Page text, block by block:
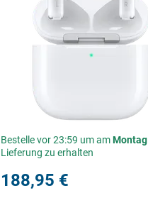
Bestelle vor 23:59 um amMontag
Lieferung zu erhalten
188,95 €